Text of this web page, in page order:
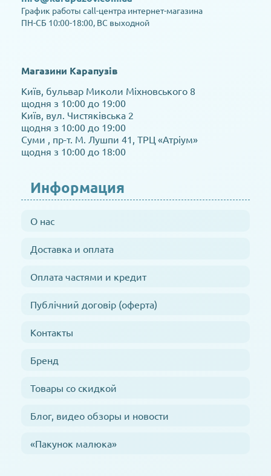
График работы call-центра интернет-магазина
ПН-СБ 10:00-18:00, ВС выходной
Магазини Карапузів
Київ, бульвар Миколи Міхновського 8
щодня з 10:00 до 19:00
Київ, вул. Чистяківська 2
щодня з 10:00 до 19:00
Суми , пр-т. М. Лушпи 41, ТРЦ «Атріум»
щодня з 10:00 до 18:00
Информация
О нас
Доставка и оплата
Оплата частями и кредит
Публічний договір (оферта)
Контакты
Бренд
Товары со скидкой
Блог, видео обзоры и новости
«Пакунок малюка»